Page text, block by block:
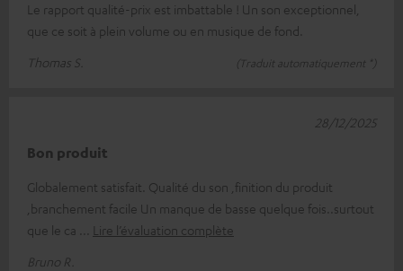
Le rapport qualité-prix est imbattable ! Un son exceptionnel,
que ce soit à plein volume ou en musique de fond.
Thomas S.
(Traduit automatiquement *)
Bon produit
Globalement satisfait. Qualité du son ,finition du produit
,branchement facile Un manque de basse quelque fois..surtout
que le ca
Lire l’évaluation complète
Bruno R.
28/12/2025